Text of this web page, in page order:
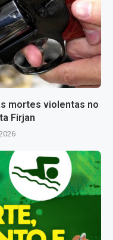
mortes violentas no
Firjan